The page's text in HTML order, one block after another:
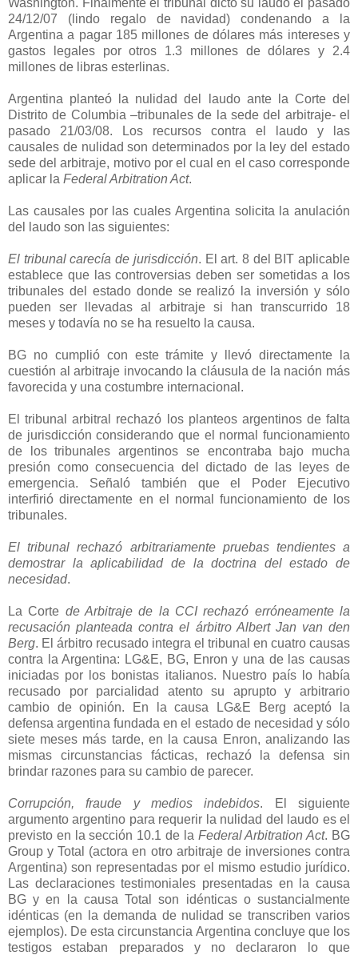
Washington. Finalmente el tribunal dictó su laudo el pasado
24/12/07 (lindo regalo de navidad) condenando a
la
Argentina a pagar 185 millones de dólares más intereses y
gastos legales por otros 1.3 millones de dólares y 2.4
millones de libras esterlinas.
Argentina planteó la nulidad del laudo ante la Cortedel
Distrito de Columbia –tribunales de la sede del arbitraje- el
pasado 21/03/08. Los recursos contra el laudo y las
causales de nulidad son determinados por la ley del estado
sede del arbitraje, motivo por el cual en el caso corresponde
aplicar la Federal Arbitration Act.
Las causales por las cuales Argentina solicita la anulación
del laudo son las siguientes:
El tribunal carecía de jurisdicción. El art. 8 del BIT aplicable
establece que las controversias deben ser sometidas a los
tribunales del estado donde se realizó la inversión y sólo
pueden ser llevadas al arbitraje si han transcurrido 18
meses y todavía no se ha resuelto la causa.
BG no cumplió con este trámite y llevó directamente la
cuestión al arbitraje invocando la cláusula de la nación más
favorecida y una costumbre internacional.
El tribunal arbitral rechazó los planteos argentinos de falta
de jurisdicción considerando que el normal funcionamiento
de los tribunales argentinos se encontraba bajo mucha
presión como consecuencia del dictado de las leyes de
emergencia. Señaló también que el Poder Ejecutivo
interfirió directamente en el normal funcionamiento de los
tribunales.
El tribunal rechazó arbitrariamente pruebas tendientes a
demostrar la aplicabilidad de la doctrina del estado de
necesidad.
La Corte de Arbitraje de la CCIrechazó erróneamente la
recusación planteada contra el árbitro Albert Jan van den
Berg. El árbitro recusado integra el tribunal en cuatro causas
contra
la Argentina: LG&E, BG, Enron y una de las causas
iniciadas por los bonistas italianos. Nuestro país lo había
recusado por parcialidad atento su aprupto y arbitrario
cambio de opinión. En la causa LG&E Berg aceptó la
defensa argentina fundada en el estado de necesidad y sólo
siete meses más tarde, en la causa Enron, analizando las
mismas circunstancias fácticas, rechazó la defensa sin
brindar razones para su cambio de parecer.
Corrupción, fraude y medios indebidos. El siguiente
argumento argentino para requerir la nulidad del laudo es el
previsto en la sección 10.1 de la Federal Arbitration Act. BG
Group y Total (actora en otro arbitraje de inversiones contra
Argentina) son representadas por el mismo estudio jurídico.
Las declaraciones testimoniales presentadas en la causa
BG y en la causa Total son idénticas o sustancialmente
idénticas (en la demanda de nulidad se transcriben varios
ejemplos). De esta circunstancia Argentina concluye que los
testigos estaban preparados y no declararon lo que